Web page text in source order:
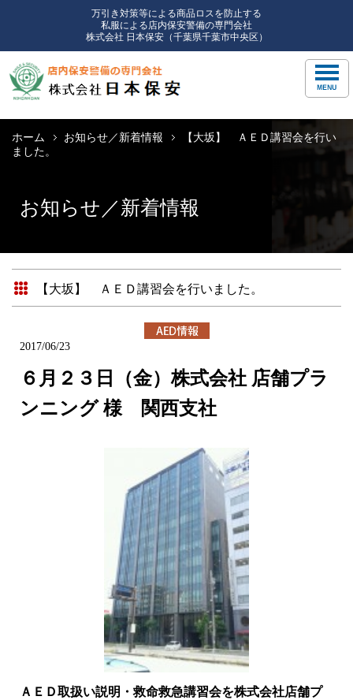
万引き対策等による商品ロスを防止する
私服による店内保安警備の専門会社
株式会社 日本保安（千葉県千葉市中央区）
ホーム お知らせ／新着情報
【大坂】 ＡＥＤ講習会を行い
ました。
お知らせ／新着情報
【大坂】 ＡＥＤ講習会を行いました。
2017/06/23
６月２３日（金）株式会社 店舗プラ
ンニング 様 関西支社
ＡＥＤ取扱い説明・救命救急講習会を株式会社店舗プ